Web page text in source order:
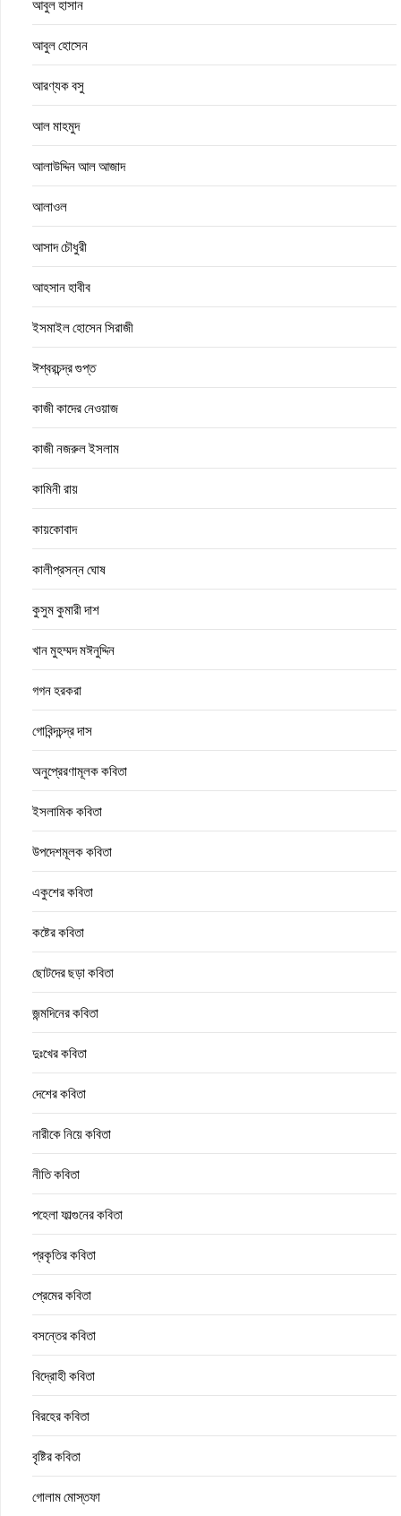
আবুল হাসান
আবুল হোসেন
আরণ্যক বসু
আল মাহমুদ
আলাউদ্দিন আল আজাদ
আলাওল
আসাদ চৌধুরী
আহসান হাবীব
ইসমাইল হোসেন সিরাজী
ঈশ্বরচন্দ্র গুপ্ত
কাজী কাদের নেওয়াজ
কাজী নজরুল ইসলাম
কামিনী রায়
কায়কোবাদ
কালীপ্রসন্ন ঘোষ
কুসুম কুমারী দাশ
খান মুহম্মদ মঈনুদ্দিন
গগন হরকরা
গোবিন্দচন্দ্র দাস
অনুপ্রেরণামূলক কবিতা
ইসলামিক কবিতা
উপদেশমূলক কবিতা
একুশের কবিতা
কষ্টের কবিতা
ছোটদের ছড়া কবিতা
জন্মদিনের কবিতা
দুঃখের কবিতা
দেশের কবিতা
নারীকে নিয়ে কবিতা
নীতি কবিতা
পহেলা ফাল্গুনের কবিতা
প্রকৃতির কবিতা
প্রেমের কবিতা
বসন্তের কবিতা
বিদ্রোহী কবিতা
বিরহের কবিতা
বৃষ্টির কবিতা
গোলাম মোস্তফা